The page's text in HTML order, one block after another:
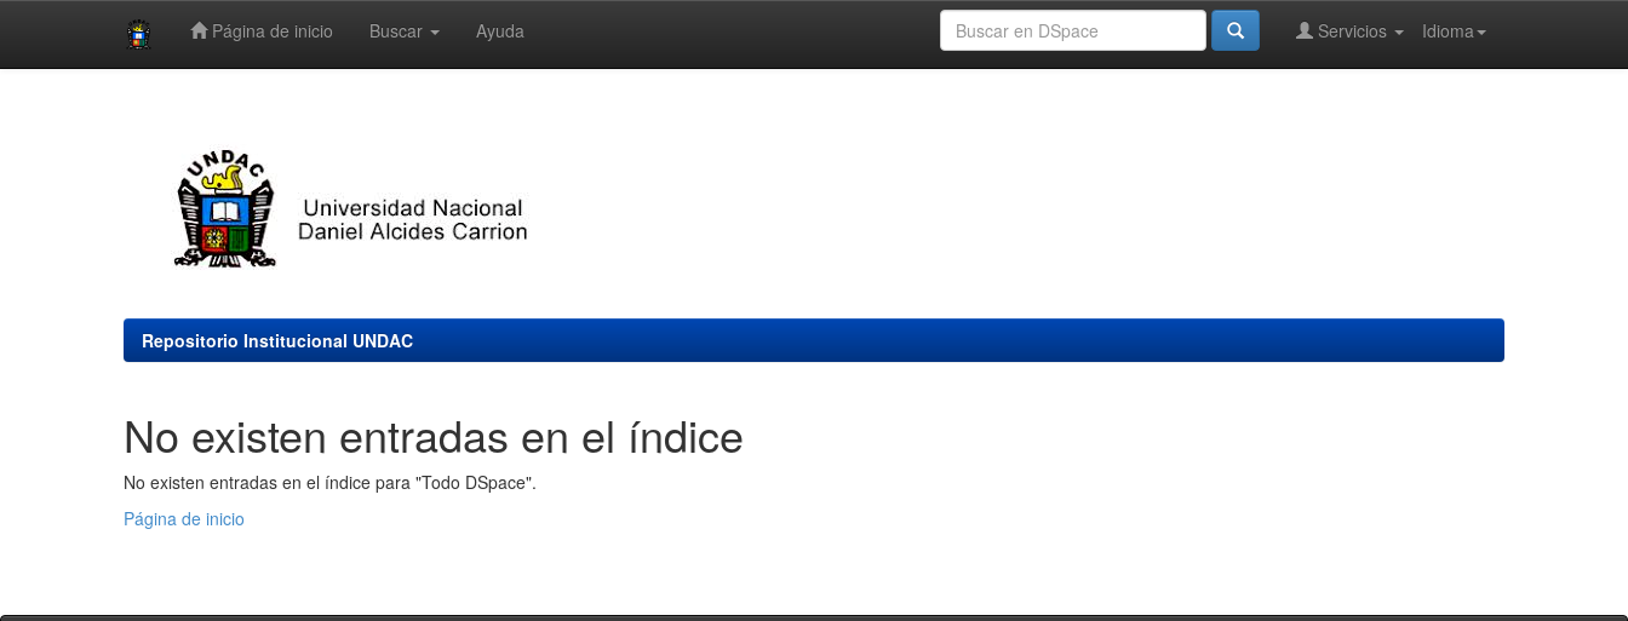
Página de inicio Buscar Ayuda Idioma
Servicios
Repositorio Institucional UNDAC
No existen entradas en el índice
No existen entradas en el índice para "Todo DSpace".
Página de inicio